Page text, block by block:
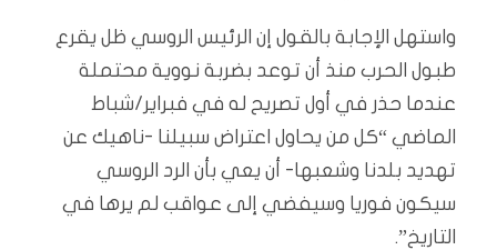
واستهل الإجابة بالقول إن الرئيس الروسي ظل يقرع
طبول الحرب منذ أن توعد بضربة نووية محتملة
عندما حذر في أول تصريح له في فبراير/شباط
الماضي “كل من يحاول اعتراض سبيلنا -ناهيك عن
تهديد بلدنا وشعبها- أن يعي بأن الرد الروسي
سيكون فوريا وسيفضي إلى عواقب لم يرها في
التاريخ”.